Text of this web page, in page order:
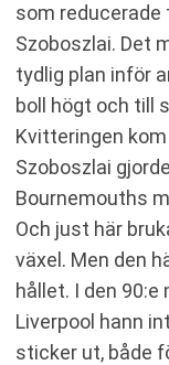
som
Szoboszlai. Det
tydlig plan inför
boll högt och till
Kvitteringen
Szoboszlai
Bournemouths
Och just här
växel. Men den
hållet. I den 90:e
Liverpool hann
sticker ut, både